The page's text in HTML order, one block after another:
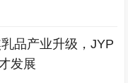
品产业升级，JYP
发展